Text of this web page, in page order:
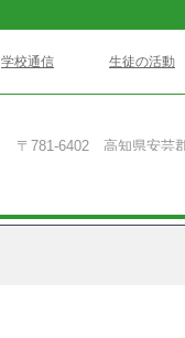
学校通信 生徒の活動
〒781-6402 高知県安芸